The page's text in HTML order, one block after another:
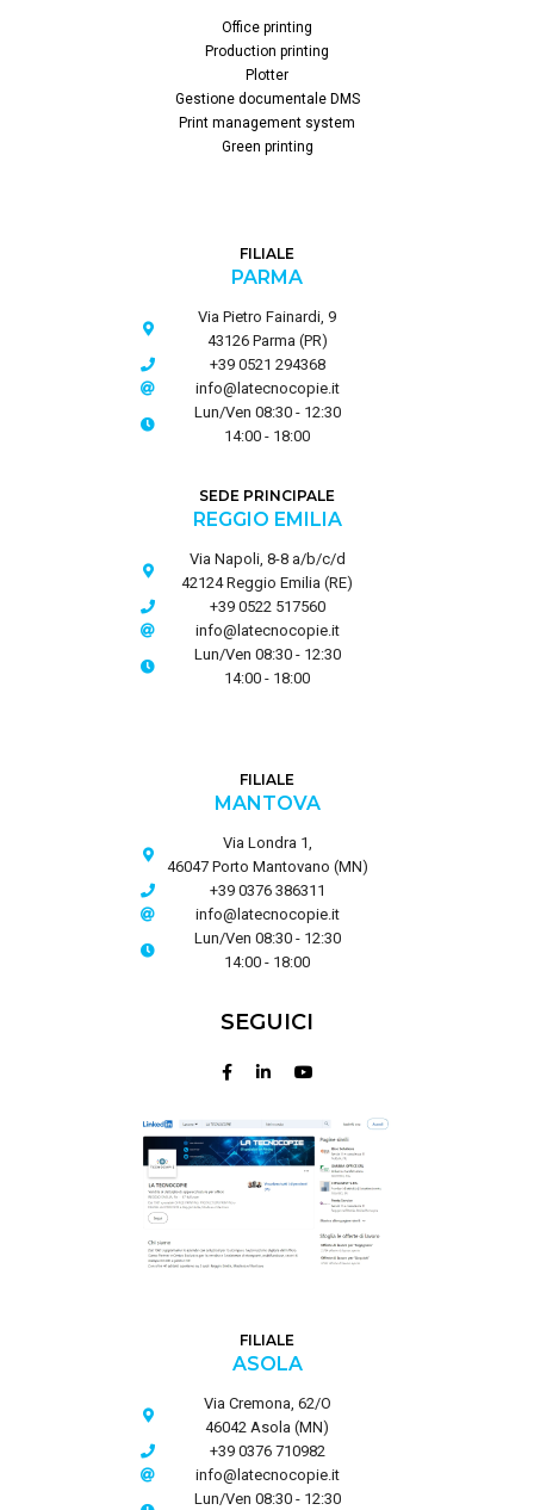
Office printing
Production printing
Plotter
Gestione documentale DMS
Print management system
Green printing
FILIALE
PARMA
Via Pietro Fainardi, 9
43126 Parma (PR)
+39 0521 294368
info@latecnocopie.it
Lun/Ven 08:30 - 12:30
14:00 - 18:00
SEDE PRINCIPALE
REGGIO EMILIA
Via Napoli, 8-8 a/b/c/d
42124 Reggio Emilia (RE)
+39 0522 517560
info@latecnocopie.it
Lun/Ven 08:30 - 12:30
14:00 - 18:00
FILIALE
MANTOVA
Via Londra 1,
46047 Porto Mantovano (MN)
+39 0376 386311
info@latecnocopie.it
Lun/Ven 08:30 - 12:30
14:00 - 18:00
SEGUICI
FILIALE
ASOLA
Via Cremona, 62/O
46042 Asola (MN)
+39 0376 710982
info@latecnocopie.it
Lun/Ven 08:30 - 12:30